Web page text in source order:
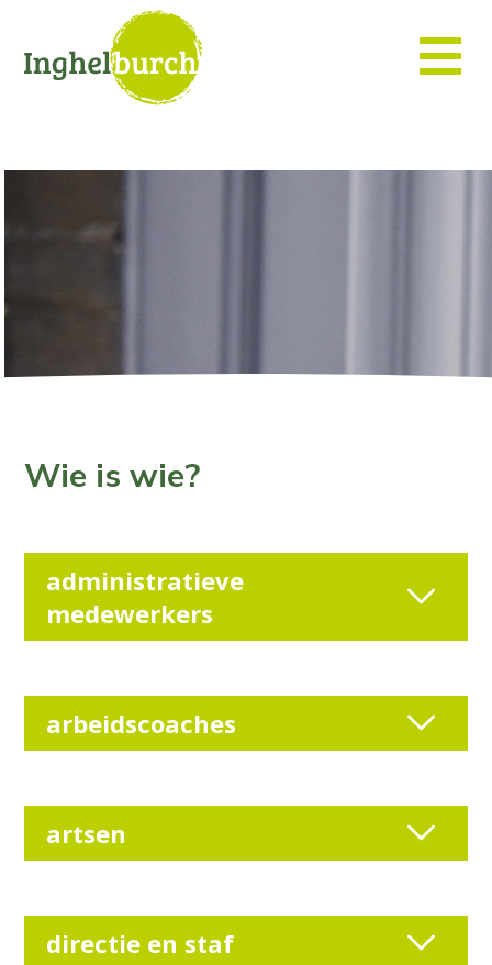
Wie is wie?
administratieve
medewerkers
arbeidscoaches
artsen
directie en staf